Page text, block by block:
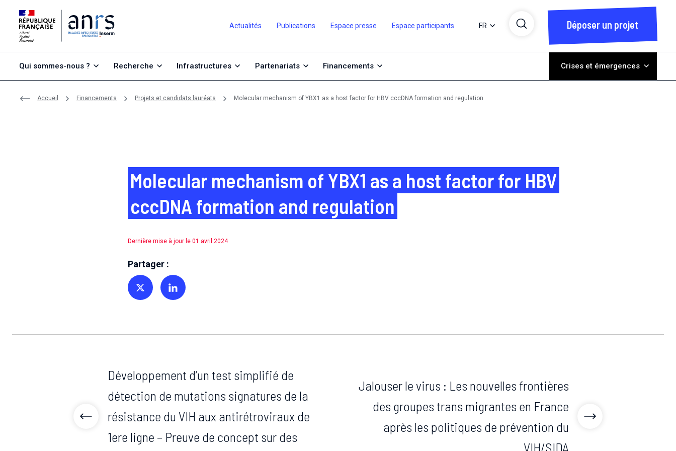
Actualités Publications Espace presse Espace participants FR Déposer un projet
Qui sommes-nous ? Recherche Infrastructures Partenariats Financements Crises et émergences
Accueil Financements Projets et candidats lauréats Molecular mechanism of YBX1 as a host factor for HBV cccDNA formation and regulation
Molecular mechanism of YBX1 as a host factor for HBV
cccDNA formation and regulation
Dernière mise à jour le 01 avril 2024
Partager :
Partager sur TwitterPartager sur Linkedin
Développement d’un test simplifié de
détection de mutations signatures de la
résistance du VIH aux antirétroviraux de
1ere ligne – Preuve de concept sur des
Jalouser le virus : Les nouvelles frontières
des groupes trans migrantes en France
après les politiques de prévention du
VIH/SIDA